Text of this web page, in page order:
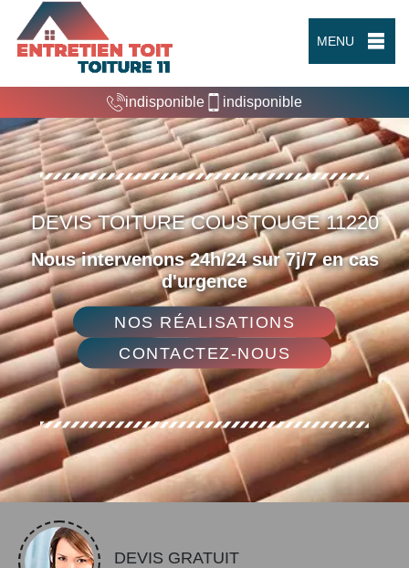
MENU
indisponible indisponible
DEVIS TOITURE COUSTOUGE 11220
Nous intervenons 24h/24 sur 7j/7 en cas
d'urgence
NOS RÉALISATIONS
CONTACTEZ-NOUS
DEVIS GRATUIT